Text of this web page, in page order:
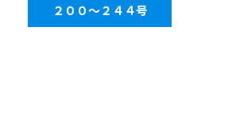
２００～２４４号